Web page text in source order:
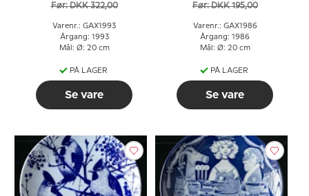
Før: DKK 322,00
Varenr.: GAX1993
Årgang: 1993
Mål: Ø: 20 cm
PÅ LAGER
Se vare
Før: DKK 195,00
Varenr.: GAX1986
Årgang: 1986
Mål: Ø: 20 cm
PÅ LAGER
Se vare